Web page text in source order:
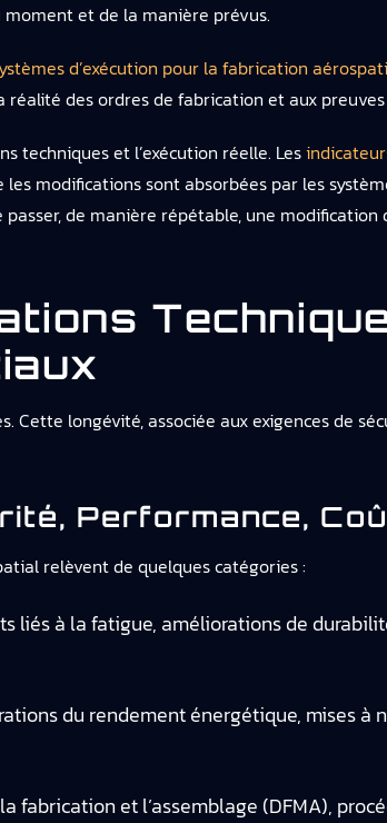
et de la manière prévus.
d’exécution pour la fabrication
des ordres de fabrication et aux
techniques et l’exécution réelle. Les
modifications sont absorbées par les
de manière répétable, une
Cette longévité, associée aux exigences de
Performance,
relèvent de quelques catégories :
liés à la fatigue, améliorations de
du rendement énergétique, mises
fabrication et l’assemblage (DFMA),